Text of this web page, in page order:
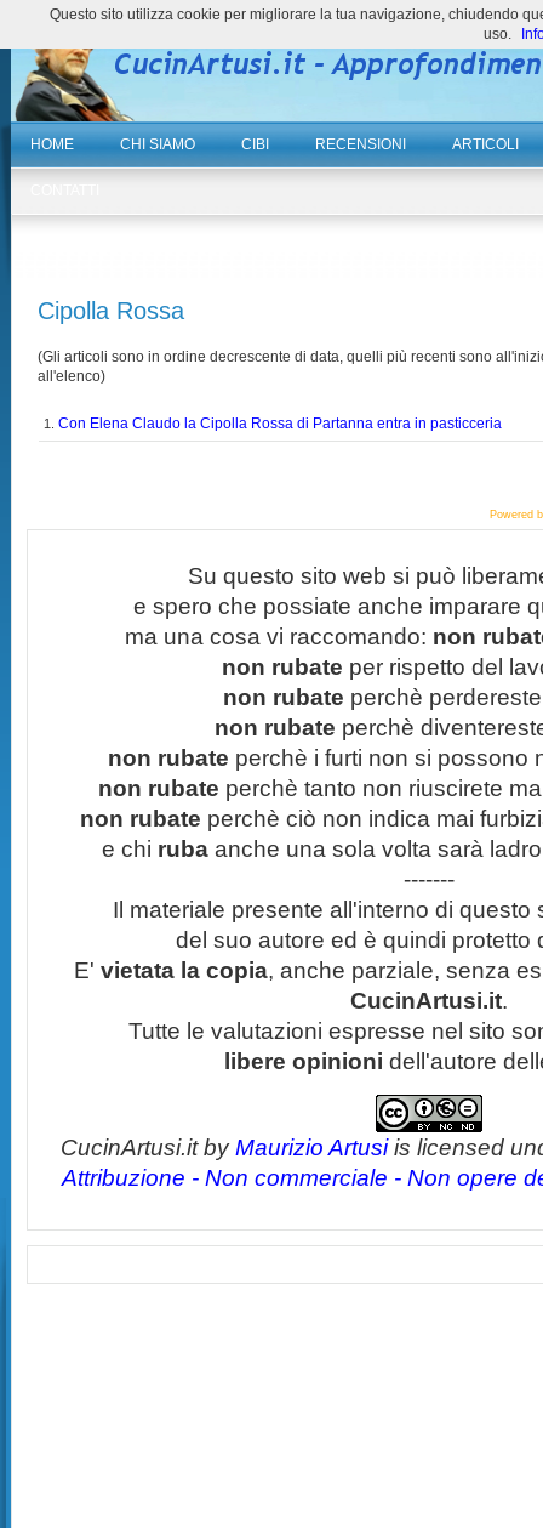
HOME CHI SIAMO CIBI RECENSIONI ARTICOLI
Cipolla Rossa
(Gli articoli sono in ordine decrescente di data, quelli più recenti sono
all'elenco)
1.Con Elena Claudo la Cipolla Rossa di Partanna entra in pasticceria
Powered
Su questo sito web si può
e spero che possiate anche imparare
ma una cosa vi raccomando: non
non rubate per rispetto del
non rubate perchè
non rubate perchè
non rubate perchè i furti non si possono
non rubate perchè tanto non riuscirete
non rubate perchè ciò non indica mai
e chi ruba anche una sola volta sarà
-------
Il materiale presente all'interno di questo
del suo autore ed è quindi protetto
E' vietata la copia, anche parziale, senza
CucinArtusi.it.
Tutte le valutazioni espresse nel sito
libere opinioni dell'autore
CucinArtusi.itbyMaurizio Artusiis licensed
Attribuzione - Non commerciale - Non opere
Questo sito utilizza cookie per migliorare la tua navigazione, chiudendo
uso.